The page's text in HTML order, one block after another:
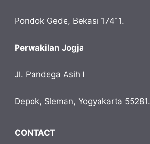
Pondok Gede, Bekasi 17411.
Perwakilan Jogja
Jl. Pandega Asih I
Depok, Sleman, Yogyakarta 55281.
CONTACT